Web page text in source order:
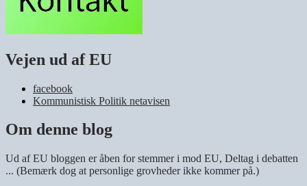
Vejen ud af EU
facebook
Kommunistisk Politik netavisen
Om denne blog
Ud af EU bloggen er åben for stemmer i mod EU, Deltag i debatten
... (Bemærk dog at personlige grovheder ikke kommer på.)